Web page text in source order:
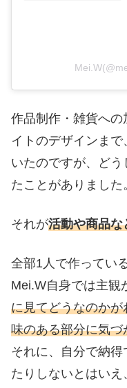
作品制作・雑貨へ
イトのデザインま
いたのですが、ど
たことがありました
それが活動や商品な
全部1人で作ってい
Mei.W自身では主観
に見てどうなのか
味のある部分に気
それに、自分で納
たりしないとはい